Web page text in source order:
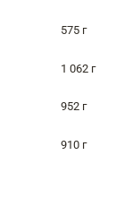
575 г
1 062 г
952 г
910 г